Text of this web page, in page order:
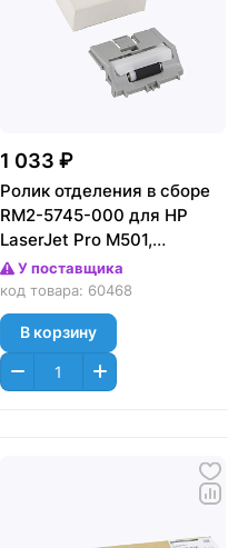
1 033 ₽
Ролик отделения в сборе
RM2-5745-000 для HP
LaserJet Pro M501,
Enterprise
M506/M507/M527 (CET),
CET341134
У поставщика
код товара: 60468
В корзину